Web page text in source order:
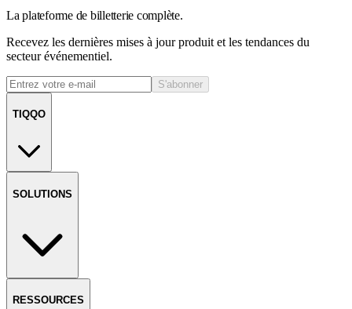
La plateforme de billetterie complète.
Recevez les dernières mises à jour produit et les tendances du
secteur événementiel.
S'abonner
TIQQO
SOLUTIONS
RESSOURCES